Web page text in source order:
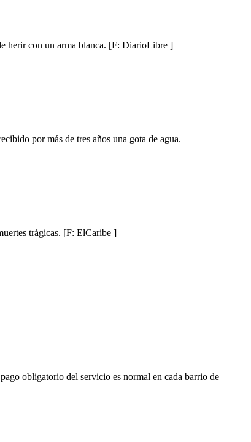
herir con un arma blanca. [F: DiarioLibre ]
por más de tres años una gota de agua.
trágicas. [F: ElCaribe ]
obligatorio del servicio es normal en cada barrio de